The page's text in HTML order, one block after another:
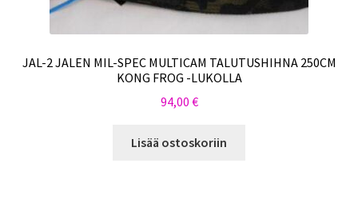
JAL-2 JALEN MIL-SPEC MULTICAM TALUTUSHIHNA 250CM
KONG FROG -LUKOLLA
94,00 €
Lisää ostoskoriin